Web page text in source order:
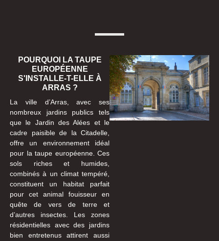
POURQUOI LA TAUPE
EUROPÉENNE
S'INSTALLE-T-ELLE À
ARRAS ?
La ville d’Arras, avec ses
nombreux jardins publics tels
que le Jardin des Alées et le
cadre paisible de la Citadelle,
offre un environnement idéal
pour la taupe européenne. Ces
sols riches et humides,
combinés à un climat tempéré,
constituent un habitat parfait
pour cet animal fouisseur en
quête de vers de terre et
d’autres insectes. Les zones
résidentielles avec des jardins
bien entretenus attirent aussi